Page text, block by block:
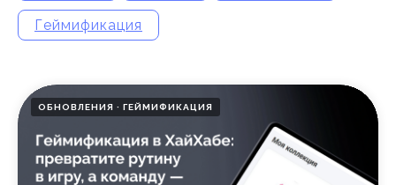
Геймификация
ОБНОВЛЕНИЯ ГЕЙМИФИКАЦИЯ
Заполните форму,
и мы свяжемся с Вами
ФИО*